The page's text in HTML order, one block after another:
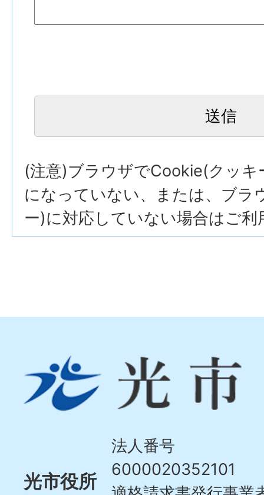
(注意)ブラウザでCookie(クッキ
になっていない、または、ブラ
ー)に対応していない場合はご利
市
Hikari
光市役所
法人番号
6000020352101